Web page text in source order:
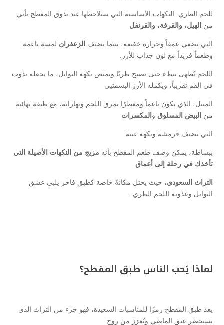
للحم الطري. النكهات الأساسية التي ستلاحظها عند تذوق المفطح تأتي
من الهيل، والقرفة، والقرنفل
التي تضفي عمقاً وحرارة خفيفة، بينما يضيف الزعفران لمسة ناعمة
وطعماً فريداً مع لون جذاب للأرز.
اللحم يُطهى ببطء حتى يصبح طريًا ويمتص نكهة التوابل، ما يجعله يذوب
في الفم تقريباً، ويكمله الأرز البسمتيي
المتبل، الذي يكون ناعماً ومعطرًا بمرق اللحم وبهاراته، مع طبقة نهائية
من البيض المسلوق والمكسرات
التي تضيف قرمشة ونكهة غنية.
ببساطة، يمكن وصف طعم المفطح بأنه مزيج من النكهات الأصيلة التي
تأخذك في رحلة إلى أعماق
التراث السعودي، حيث يحتل مكانةً خاصة كطبق فاخر يلبي عشق
التوابل وعذوبة اللحم الطري.
لماذا يُحب الناس طبق المفطح؟
يعد طبق المفطح رمزًا للمناسبات السعيدة، فهو جزء من التراث الذي
يستحضر عبق الماضي ويُعزز من روح